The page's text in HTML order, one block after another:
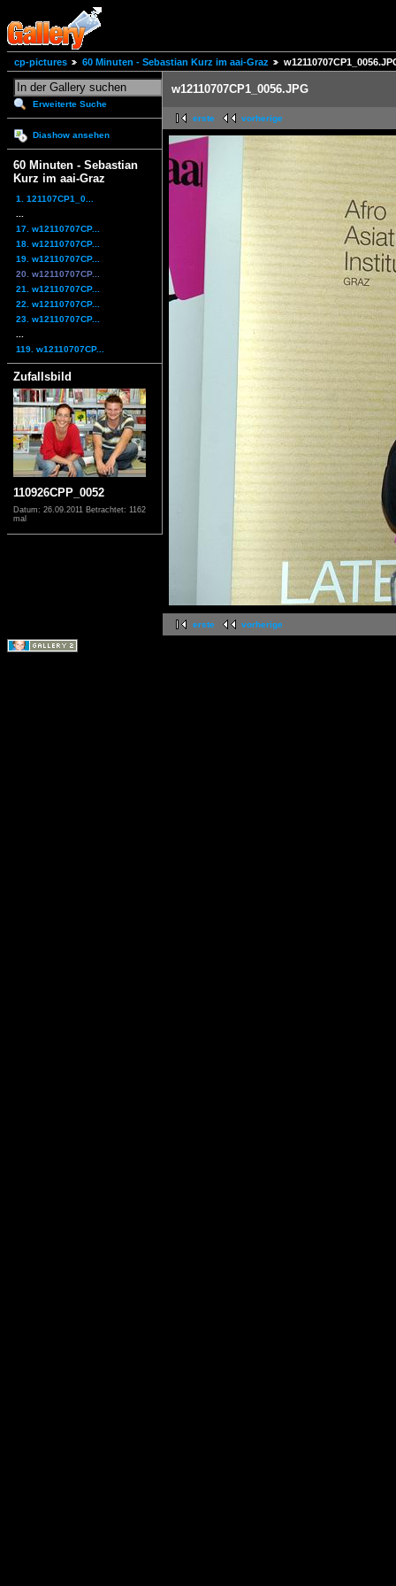
cp-pictures 60 Minuten - Sebastian Kurz im aai-Graz
Erweiterte Suche
Diashow ansehen
60 Minuten - Sebastian
Kurz im aai-Graz
1. 121107CP1_0...
17. w12110707CP...
18. w12110707CP...
19. w12110707CP...
20. w12110707CP...
21. w12110707CP...
22. w12110707CP...
23. w12110707CP...
119. w12110707CP...
Zufallsbild
110926CPP_0052
Datum: 26.09.2011 Betrachtet: 1162
mal
w12110707CP1_0056.JPG
erste vorherige
erste vorherige